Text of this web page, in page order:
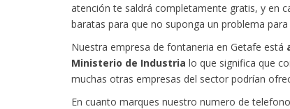
atención te saldrá completamente gratis, y en
baratas para que no suponga un problema
Nuestra empresa de fontaneria en Getafe está
Ministerio de Industria lo que significa que
muchas otras empresas del sector podrían
En cuanto marques nuestro numero de